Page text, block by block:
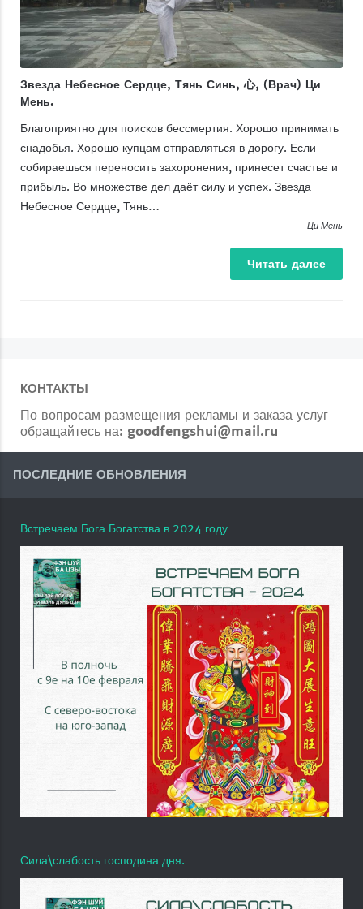
Звезда Небесное Сердце, Тянь Синь, 心, (Врач) Ци
Мень.
Благоприятно для поисков бессмертия. Хорошо принимать
снадобья. Хорошо купцам отправляться в дорогу. Если
собираешься переносить захоронения, принесет счастье и
прибыль. Во множестве дел даёт силу и успех. Звезда
Небесное Сердце, Тянь…
Ци Мень
Читать далее
КОНТАКТЫ
По вопросам размещения рекламы и заказа услуг
обращайтесь на: goodfengshui@mail.ru
ПОСЛЕДНИЕ ОБНОВЛЕНИЯ
Встречаем Бога Богатства в 2024 году
Сила\слабость господина дня.